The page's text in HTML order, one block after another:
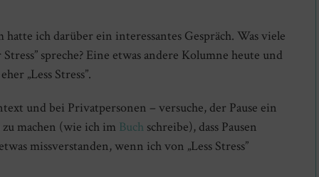
ich darüber ein interessantes Gespräch. Was viele
spreche? Eine etwas andere Kolumne heute und
„Less Stress”.
und bei Privatpersonen – versuche, der Pause ein
machen (wie ich im Buch schreibe), dass Pausen
missverstanden, wenn ich von „Less Stress”